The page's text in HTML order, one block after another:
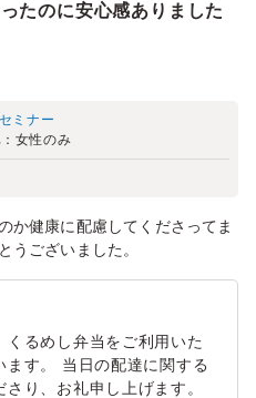
たのに安心感ありました
セミナー
女性のみ
か健康に配慮してくださってま
うございました。
るめし弁当をご利用いた
ます。 当日の配達に関する
り、お礼申し上げます。